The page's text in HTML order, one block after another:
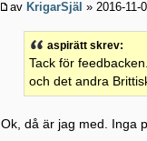
avKrigarSjäl » 2016-11-
aspirätt skrev:
Tack för
och det andra
Ok, då är jag med. Inga